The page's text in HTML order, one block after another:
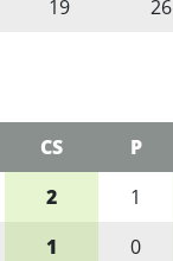
19 26
CS P
2 1
1 0